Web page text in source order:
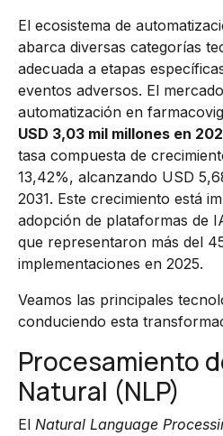
El ecosistema de
abarca diversas categorías
adecuada a etapas
eventos adversos. El
automatización en
USD 3,03 mil millones en
tasa compuesta de
13,42%, alcanzando USD
2031. Este crecimiento está
adopción de plataformas de
que representaron más del
implementaciones en 2025.
Veamos las principales
conduciendo esta
Procesamiento
Natural (NLP)
El Natural Language